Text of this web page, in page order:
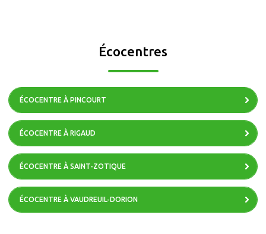
Écocentres
ÉCOCENTRE À PINCOURT
ÉCOCENTRE À RIGAUD
ÉCOCENTRE À SAINT-ZOTIQUE
ÉCOCENTRE À VAUDREUIL-DORION